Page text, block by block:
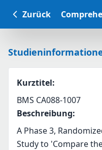
Zurück
Kurztitel:
BMS CA088-1007
Beschreibung:
A Phase 3,
Study to 'Compare